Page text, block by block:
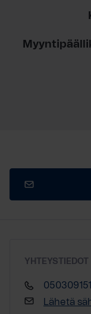
YHTEYSTIEDOT
Lähetä